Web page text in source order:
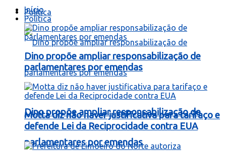
Política
Dino propõe ampliar responsabilização de
parlamentares por emendas
Início
Política
Dino propõe ampliar responsabilização de
parlamentares por emendas
Motta diz não haver justificativa para tarifaço e
defende Lei da Reciprocidade contra EUA